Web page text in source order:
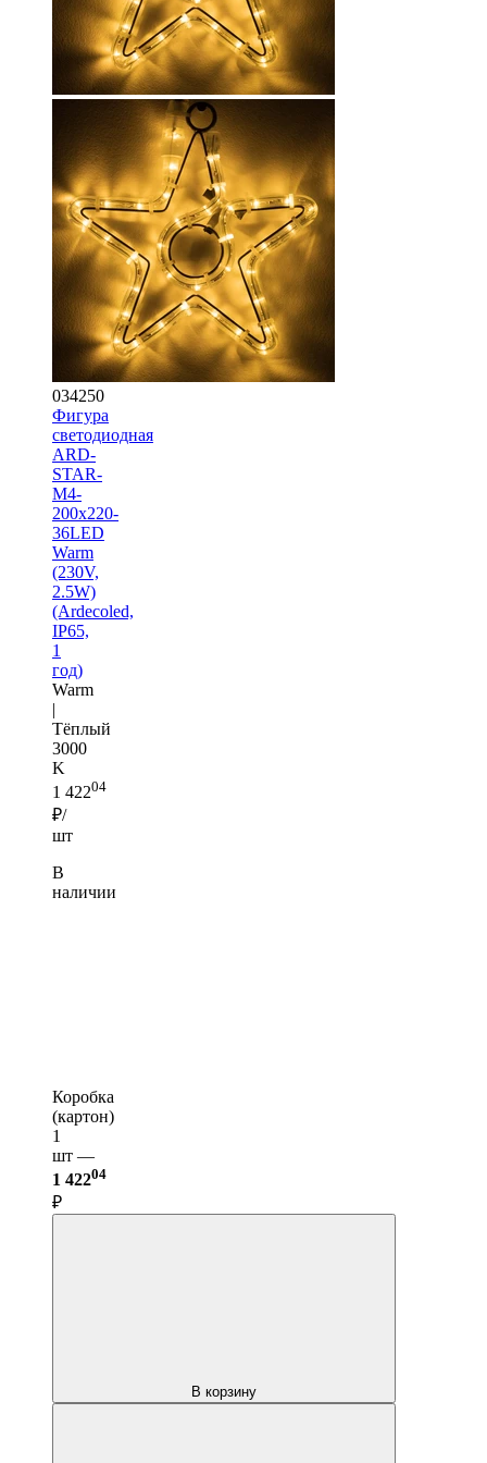
034250
Фигура
светодиодная
ARD-
STAR-
M4-
200x220-
36LED
Warm
(230V,
2.5W)
(Ardecoled,
IP65,
1
год)
Warm
|
Тёплый
3000
K
1 42204
₽/
шт
В
наличии
Коробка
(картон)
1
шт —
1 42204
₽
В корзину